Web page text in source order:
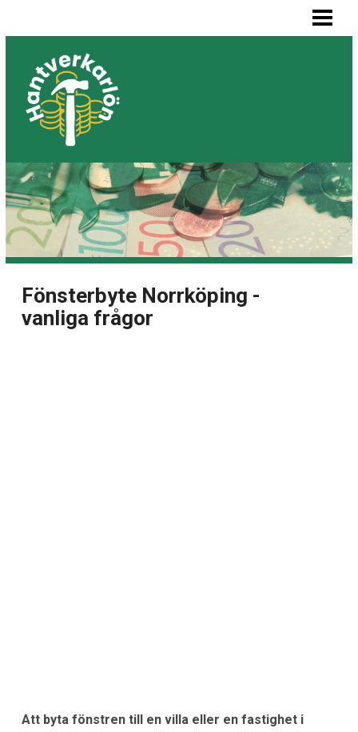
MÅLARE LÖN
SNICKARE LÖN
VVS-MONTÖR LÖN
ELEKTRIKER LÖN
BLOGG
LISTA BYGGFIRMOR
Fönsterbyte Norrköping -
vanliga frågor
Att byta fönstren till en villa eller en fastighet i